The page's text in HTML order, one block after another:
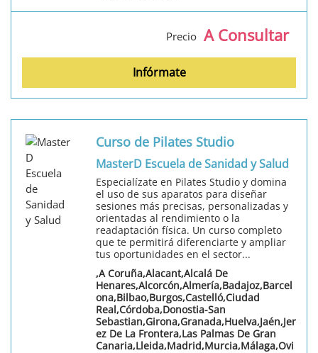
Precio A Consultar
Infórmate
Curso de Pilates Studio
MasterD Escuela de Sanidad y Salud
Especialízate en Pilates Studio y domina
el uso de sus aparatos para diseñar
sesiones más precisas, personalizadas y
orientadas al rendimiento o la
readaptación física. Un curso completo
que te permitirá diferenciarte y ampliar
tus oportunidades en el sector...
,A Coruña,Alacant,Alcalá De
Henares,Alcorcón,Almería,Badajoz,Barcel
ona,Bilbao,Burgos,Castelló,Ciudad
Real,Córdoba,Donostia-San
Sebastian,Girona,Granada,Huelva,Jaén,Jer
ez De La Frontera,Las Palmas De Gran
Canaria,Lleida,Madrid,Murcia,Málaga,Ovi